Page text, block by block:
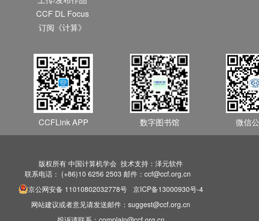
CCF DL Focus
订阅《计算》
CCFLink APP 数字图书馆 微信
版权所有 中国计算机学会 技术支持：泽元软件
联系电话： (+86)10 6256 2503 邮件：ccf@ccf.org.cn
京公网安备 11010802032778号 京ICP备13000930号-4
网站建议或者意见请发送邮件：suggest@ccf.org.cn